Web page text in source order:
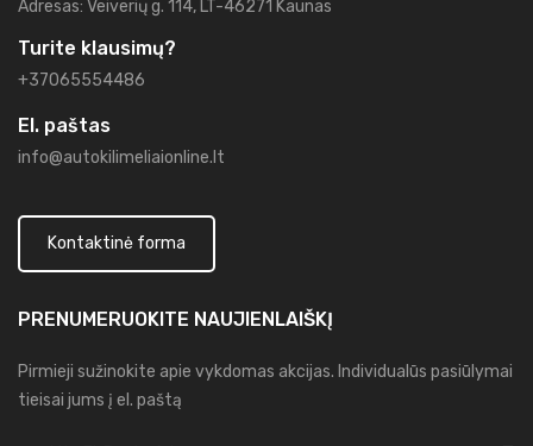
Adresas: Veiverių g. 114, LT-46271 Kaunas
Turite klausimų?
+37065554486
El. paštas
info@autokilimeliaionline.lt
Kontaktinė forma
PRENUMERUOKITE NAUJIENLAIŠKĮ
Pirmieji sužinokite apie vykdomas akcijas. Individualūs pasiūlymai
tieisai jums į el. paštą